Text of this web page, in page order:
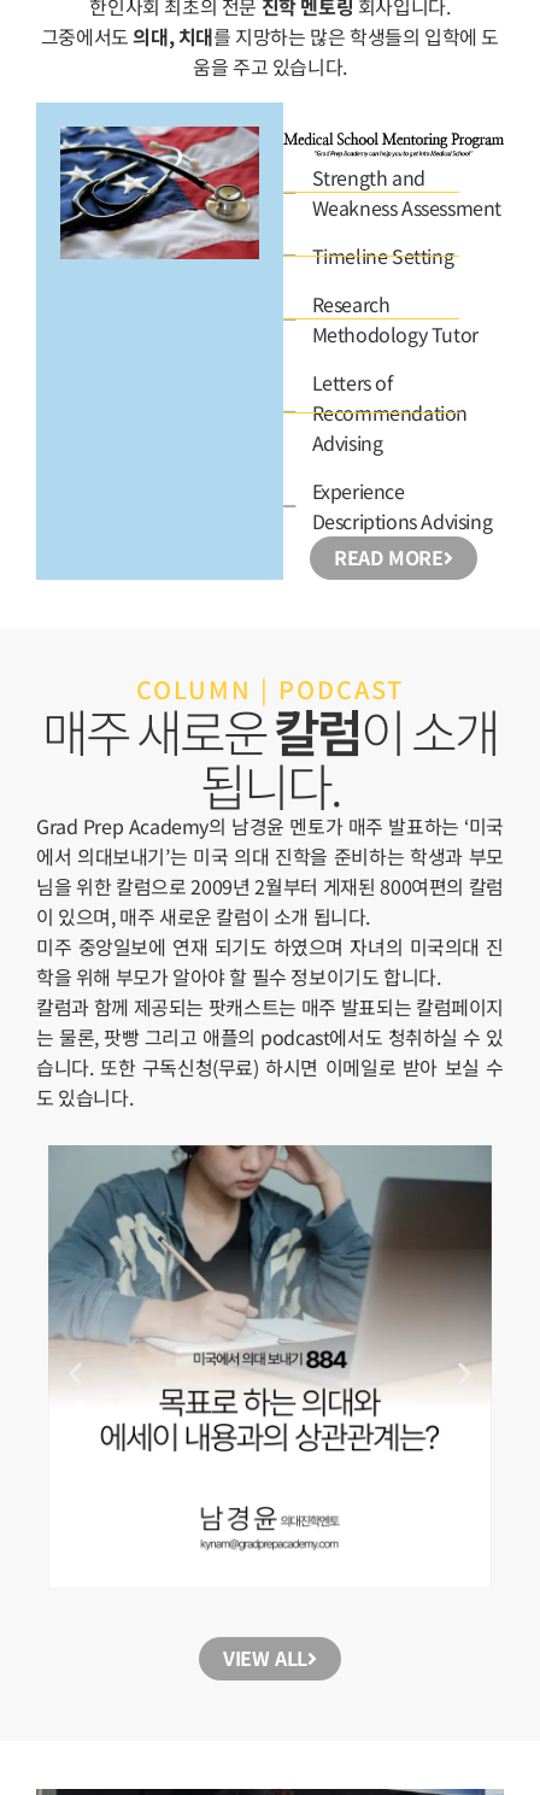
한인사회 최초의 전문 진학 멘토링 회사입니다.
그중에서도의대, 치대를 지망하는 많은 학생들의 입학에 도
움을 주고 있습니다.
Strength and
Weakness Assessment
Timeline Setting
Research
Methodology Tutor
Letters of
Recommendation
Advising
Experience
Descriptions Advising
READ MORE
COLUMN | PODCAST
매주 새로운칼럼이 소개
됩니다.
Grad Prep Academy의 남경윤 멘토가 매주 발표하는 ‘미국
에서 의대보내기’는 미국 의대 진학을 준비하는 학생과 부모
님을 위한 칼럼으로 2009년 2월부터 게재된 800여편의 칼럼
이 있으며, 매주 새로운 칼럼이 소개 됩니다.
미주 중앙일보에 연재 되기도 하였으며 자녀의 미국의대 진
학을 위해 부모가 알아야 할 필수 정보이기도 합니다.
칼럼과 함께 제공되는 팟캐스트는 매주 발표되는 칼럼페이지
는 물론, 팟빵 그리고 애플의 podcast에서도 청취하실 수 있
습니다. 또한 구독신청(무료) 하시면 이메일로 받아 보실 수
도 있습니다.
VIEW ALL